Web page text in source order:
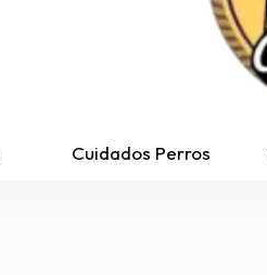
Cuidados Perros